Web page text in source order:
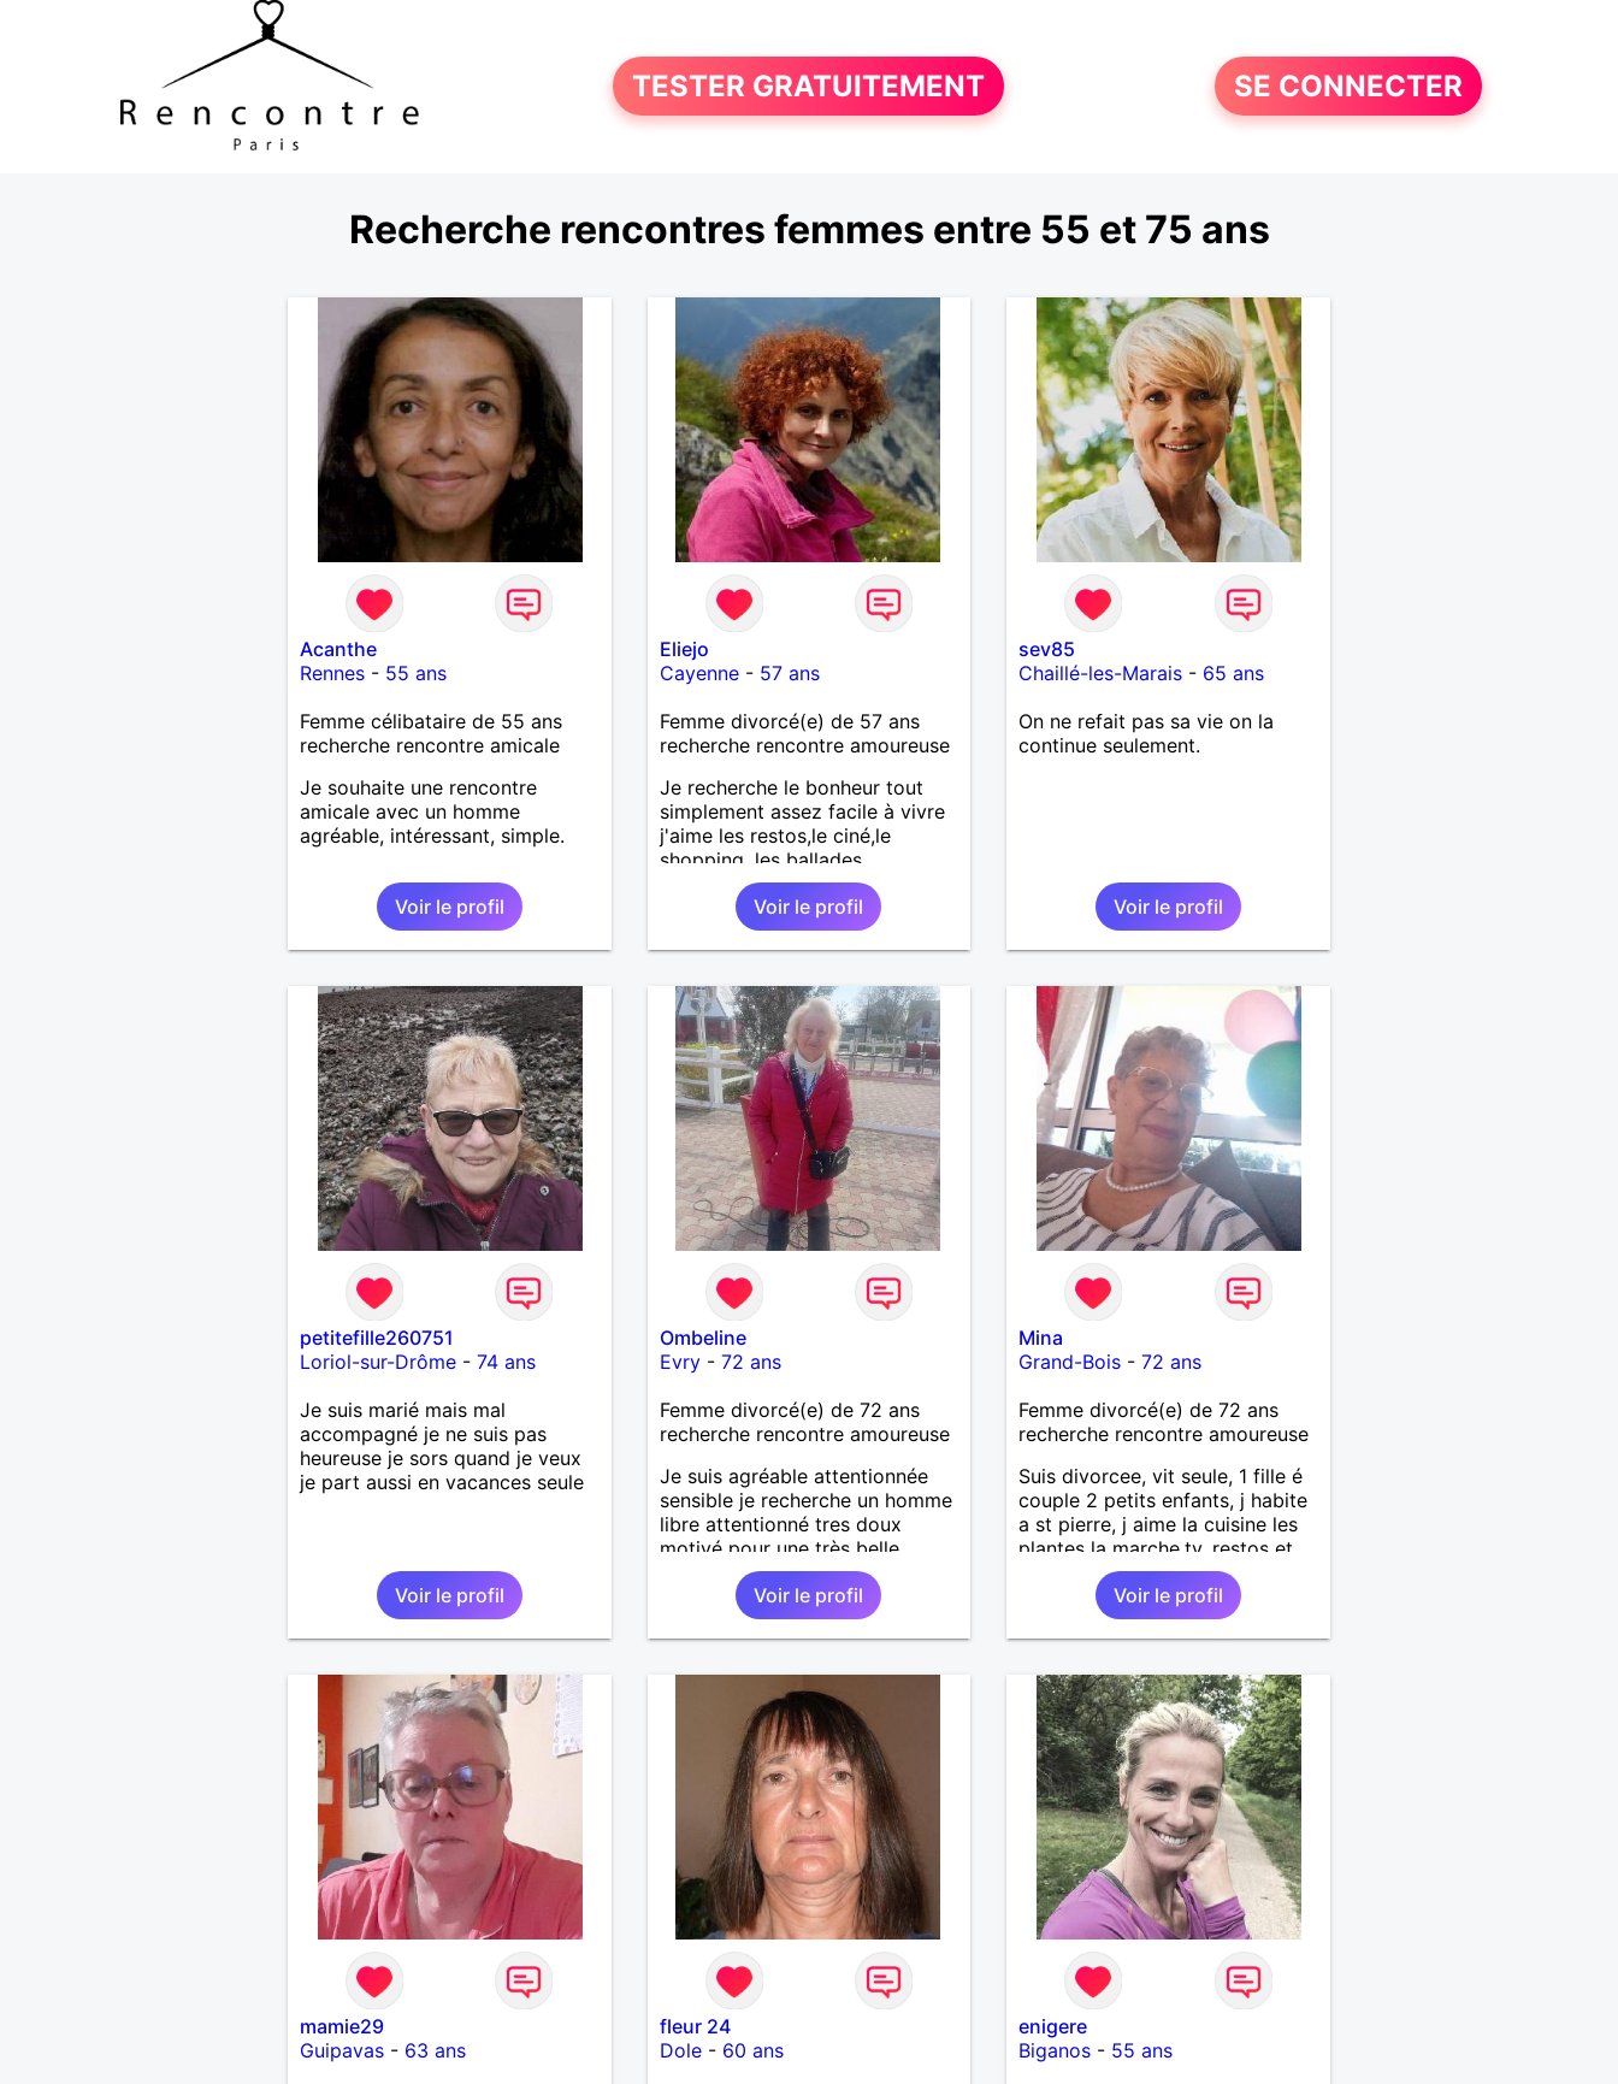
TESTER GRATUITEMENT SE CONNECTER
Recherche rencontres femmes entre 55 et 75 ans
Acanthe
Rennes- 55 ans
Femme célibataire de 55 ans
recherche rencontre amicale
Je souhaite une rencontre
amicale avec un homme
agréable, intéressant, simple.
Voir le profil
Eliejo
Cayenne- 57 ans
Femme divorcé(e) de 57 ans
recherche rencontre amoureuse
Je recherche le bonheur tout
simplement assez facile à vivre
j'aime les restos,le ciné,le
shopping ,les ballades.
Voir le profil
sev85
Chaillé-les-Marais - 65 ans
On ne refait pas sa vie on la
continue seulement.
Voir le profil
petitefille260751
Loriol-sur-Drôme- 74 ans
Je suis marié mais mal
accompagné je ne suis pas
heureuse je sors quand je veux
je part aussi en vacances seule
Voir le profil
Ombeline
Evry- 72 ans
Femme divorcé(e) de 72 ans
recherche rencontre amoureuse
Je suis agréable attentionnée
sensible je recherche un homme
libre attentionné tres doux
motivé pour une très belle
longue histoire sérieuse et
Voir le profil
Mina
Grand-Bois -72 ans
Femme divorcé(e) de 72 ans
recherche rencontre amoureuse
Suis divorcee, vit seule, 1 fille é
couple 2 petits enfants, j habite
a st pierre, j aime la cuisine les
plantes la marche,tv, restos et
voyages 1m65 68 kgse
Voir le profil
mamie29
Guipavas- 63 ans
fleur 24
Dole- 60 ans
enigere
Biganos - 55 ans